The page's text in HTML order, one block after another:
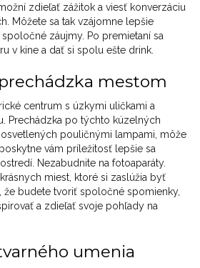
zdieľať zážitok a viesť konverzáciu
Môžete sa tak vzájomne lepšie
záujmy. Po premietaní sa
v kine a dať si spolu ešte drink.
mestom
centrum s úzkymi uličkami a
Prechádzka po týchto kúzelných
pouličnými lampami, môže
vám príležitosť lepšie sa
Nezabudnite na fotoaparáty.
miest, ktoré si zaslúžia byť
že budete tvoriť spoločné spomienky,
a zdieľať svoje pohľady na
umenia